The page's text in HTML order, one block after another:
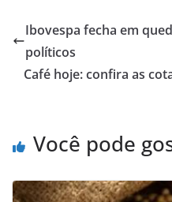
Ibovespa fecha em
políticos
Café hoje: confira as
Você pode